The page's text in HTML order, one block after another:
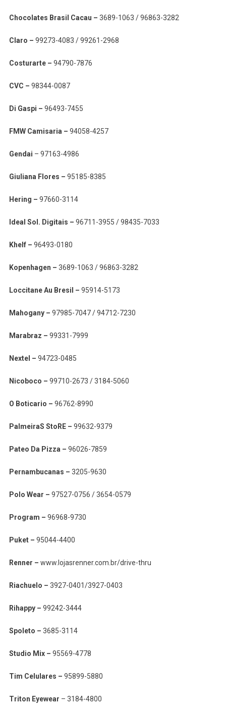
Chocolates Brasil Cacau – 3689-1063 / 96863-3282
Claro – 99273-4083 / 99261-2968
Costurarte – 94790-7876
CVC – 98344-0087
Di Gaspi – 96493-7455
FMW Camisaria – 94058-4257
Gendai – 97163-4986
Giuliana Flores – 95185-8385
Hering – 97660-3114
Ideal Sol. Digitais – 96711-3955 / 98435-7033
Khelf – 96493-0180
Kopenhagen – 3689-1063 / 96863-3282
Loccitane Au Bresil – 95914-5173
Mahogany – 97985-7047 / 94712-7230
Marabraz – 99331-7999
Nextel – 94723-0485
Nicoboco – 99710-2673 / 3184-5060
O Boticario – 96762-8990
PalmeiraS StoRE – 99632-9379
Pateo Da Pizza – 96026-7859
Pernambucanas – 3205-9630
Polo Wear – 97527-0756 / 3654-0579
Program – 96968-9730
Puket – 95044-4400
Renner – www.lojasrenner.com.br/drive-thru
Riachuelo – 3927-0401/3927-0403
Rihappy – 99242-3444
Spoleto – 3685-3114
Studio Mix – 95569-4778
Tim Celulares – 95899-5880
Triton Eyewear – 3184-4800